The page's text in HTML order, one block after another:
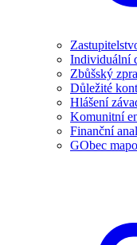
Individuální
Zbůšský
Důležité
Hlášení
Komunitní
Finanční
GObec